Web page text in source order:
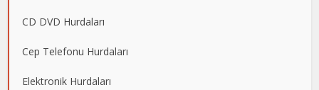
CD DVD Hurdaları
Cep Telefonu Hurdaları
Elektronik Hurdaları